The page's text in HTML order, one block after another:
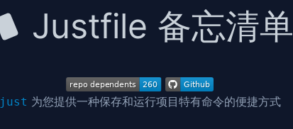
Justfile 备忘清单
just 为您提供一种保存和运行项目特有命令的便捷方式